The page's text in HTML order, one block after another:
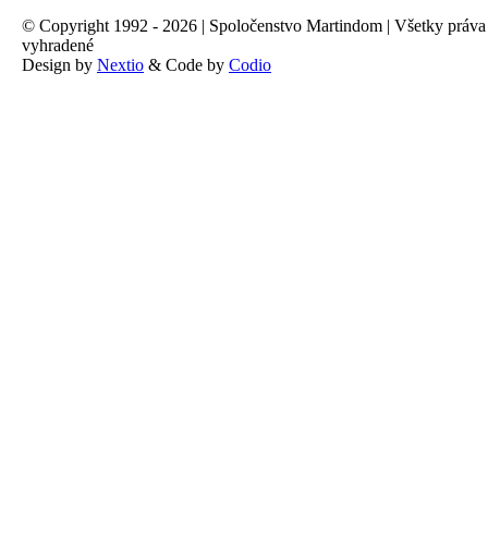
© Copyright 1992 - 2026 | Spoločenstvo Martindom | Všetky práva
vyhradené
Design by Nextio & Code by Codio